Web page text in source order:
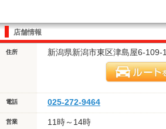
店舗情報
住所 新潟県新潟市東区津島屋6-109-1
電話 025-272-9464
営業 11時～14時